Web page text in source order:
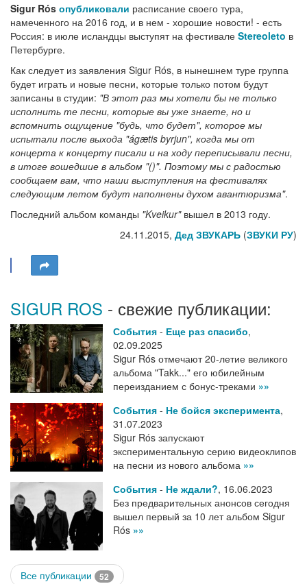
Sigur Rós опубликовали расписание своего тура,
намеченного на 2016 год, и в нем - хорошие новости! - есть
Россия: в июле исландцы выступят на фестивале Stereoleto в
Петербурге.
Как следует из заявления Sigur Rós, в нынешнем туре группа
будет играть и новые песни, которые только потом будут
записаны в студии: "В этот раз мы хотели бы не только
исполнить те песни, которые вы уже знаете, но и
вспомнить ощущение "будь, что будет", которое мы
испытали после выхода "ágætis byrjun", когда мы от
концерта к концерту писали и на ходу переписывали песни,
в итоге вошедшие в альбом "()". Поэтому мы с радостью
сообщаем вам, что наши выступления на фестивалях
следующим летом будут наполнены духом авантюризма".
Последний альбом команды "Kveikur"вышел в 2013 году.
24.11.2015, Дед ЗВУКАРЬ (ЗВУКИ РУ)
SIGUR ROS - свежие публикации:
События - Еще раз спасибо,
02.09.2025
Sigur Rós отмечают 20-летие великого
альбома "Takk..." его юбилейным
переизданием с бонус-треками »»
События - Не бойся эксперимента,
31.07.2023
Sigur Rós запускают
экспериментальную серию видеоклипов
на песни из нового альбома »»
События - Не ждали?, 16.06.2023
Без предварительных анонсов сегодня
вышел первый за 10 лет альбом Sigur
Rós »»
Все публикации 52